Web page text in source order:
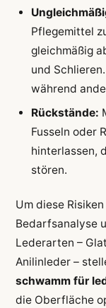
Pflegemittel
gleichmäßig
und
während
Rückstände:
Fusseln oder
hinterlassen,
stören.
Um diese
Bedarfsanalyse
Lederarten –
Anilinleder –
schwamm für
die Oberfläche